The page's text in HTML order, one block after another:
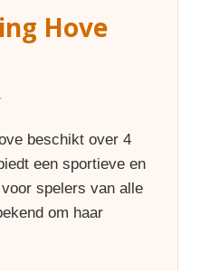
Hove
beschikt over 4
een sportieve en
spelers van alle
om haar